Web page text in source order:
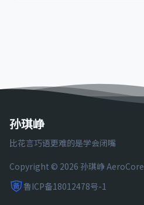
孙琪峥
比花言巧语更难的是学会闭嘴
Copyright © 2026 孙琪峥AeroCore
鲁ICP备18012478号-1